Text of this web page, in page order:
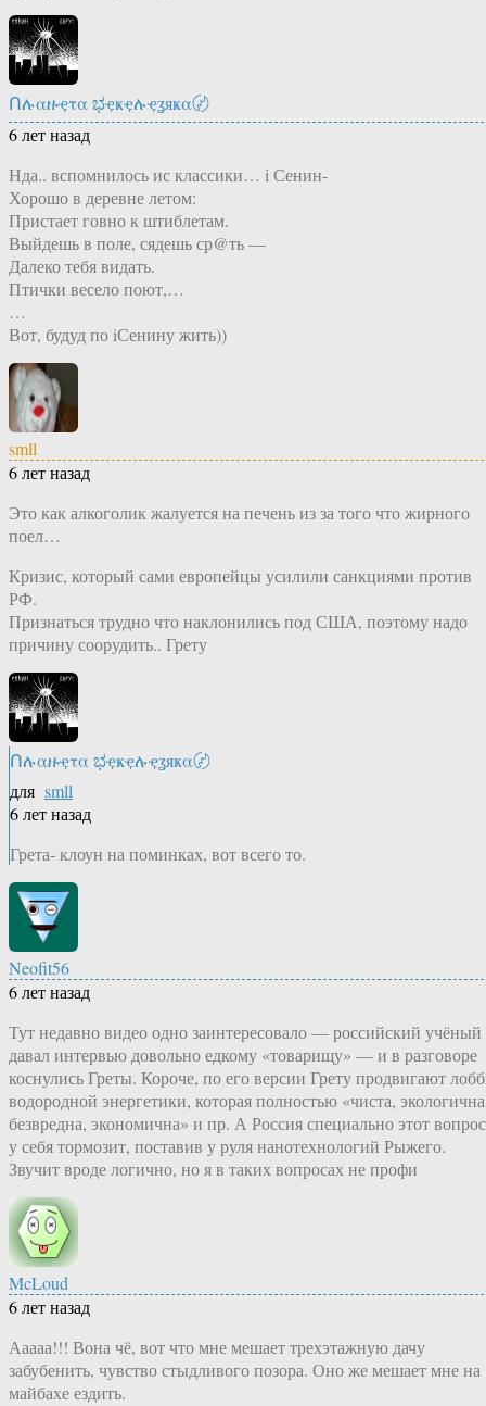
Ոሉαዙҿτα ಭҿҝҿሉҿʓяҝα〄
6 лет назад
Нда.. вспомнилось ис классики… i Сенин-
Хорошо в деревне летом:
Пристает говно к штиблетам.
Выйдешь в поле, сядешь ср@ть —
Далеко тебя видать.
Птички весело поют,…
…
Вот, будуд по iСенину жить))
smll
6 лет назад
Это как алкоголик жалуется на печень из за того что жирного
поел…
Кризис, который сами европейцы усилили санкциями против
РФ.
Признаться трудно что наклонились под США, поэтому надо
причину соорудить.. Грету
Ոሉαዙҿτα ಭҿҝҿሉҿʓяҝα〄
для smll
6 лет назад
Грета- клоун на поминках, вот всего то.
Neofit56
6 лет назад
Тут недавно видео одно заинтересовало — российский учёный
давал интервью довольно едкому «товарищу» — и в разговоре
коснулись Греты. Короче, по его версии Грету продвигают
водородной энергетики, которая полностью «чиста,
безвредна, экономична» и пр. А Россия специально этот вопрос
у себя тормозит, поставив у руля нанотехнологий Рыжего.
Звучит вроде логично, но я в таких вопросах не профи
McLoud
6 лет назад
Ааааа!!! Вона чё, вот что мне мешает трехэтажную дачу
забубенить, чувство стыдливого позора. Оно же мешает мне на
майбахе ездить.